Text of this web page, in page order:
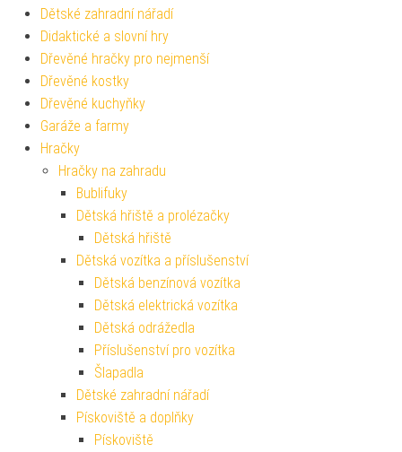
Dětské zahradní nářadí
Didaktické a slovní hry
Dřevěné hračky pro nejmenší
Dřevěné kostky
Dřevěné kuchyňky
Garáže a farmy
Hračky
Hračky na zahradu
Bublifuky
Dětská hřiště a prolézačky
Dětská hřiště
Dětská vozítka a příslušenství
Dětská benzínová vozítka
Dětská elektrická vozítka
Dětská odrážedla
Příslušenství pro vozítka
Šlapadla
Dětské zahradní nářadí
Pískoviště a doplňky
Pískoviště